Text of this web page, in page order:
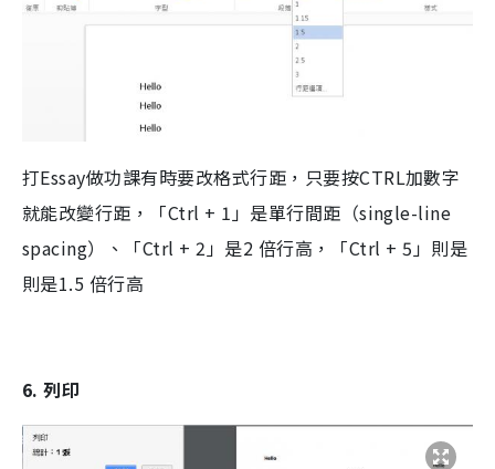
打Essay做功課有時要改格式行距，只要按CTRL加數字
就能改變行距，「Ctrl + 1」是單行間距（single-line
spacing）、「Ctrl + 2」是2 倍行高，「Ctrl + 5」則是
則是1.5 倍行高
6. 列印